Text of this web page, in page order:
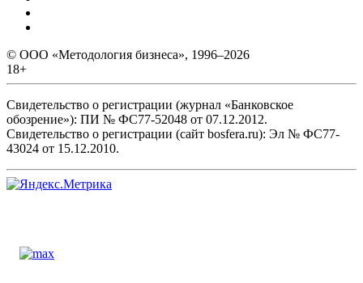
© ООО «Методология бизнеса», 1996–2026
18+
Свидетельство о регистрации (журнал «Банковское
обозрение»): ПИ № ФС77-52048 от 07.12.2012.
Свидетельство о регистрации (сайт bosfera.ru): Эл № ФС77-
43024 от 15.12.2010.